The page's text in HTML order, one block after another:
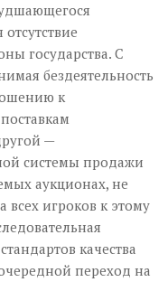
государства. С
бездеятельность
к
—
системы продажи
аукционах, не
игроков к этому
качества
переход на